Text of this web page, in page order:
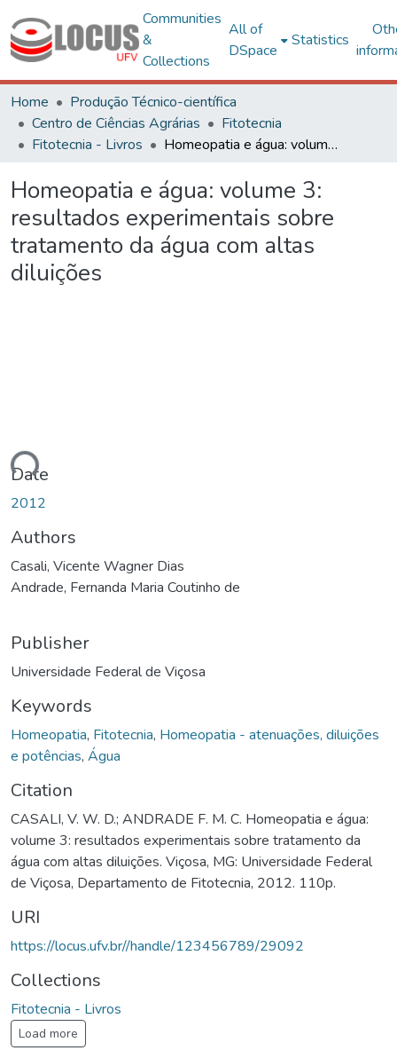
Communities
&
Collections
All of
DSpace
Statistics
Home
Produção Técnico-científica
Centro de Ciências Agrárias
Fitotecnia
Fitotecnia - Livros
Homeopatia e água: volume 3: resultados experimentais sobre tratamento da água com altas diluições
Homeopatia e água: volume 3:
resultados experimentais sobre
tratamento da água com altas
diluições
Date
2012
Authors
Casali, Vicente Wagner Dias
Andrade, Fernanda Maria Coutinho de
Publisher
Universidade Federal de Viçosa
Keywords
Homeopatia, Fitotecnia, Homeopatia - atenuações, diluições
e potências, Água
Citation
CASALI, V. W. D.; ANDRADE F. M. C. Homeopatia e água:
volume 3: resultados experimentais sobre tratamento da
água com altas diluições. Viçosa, MG: Universidade Federal
de Viçosa, Departamento de Fitotecnia, 2012. 110p.
URI
https://locus.ufv.br//handle/123456789/29092
Collections
Fitotecnia - Livros
Load more